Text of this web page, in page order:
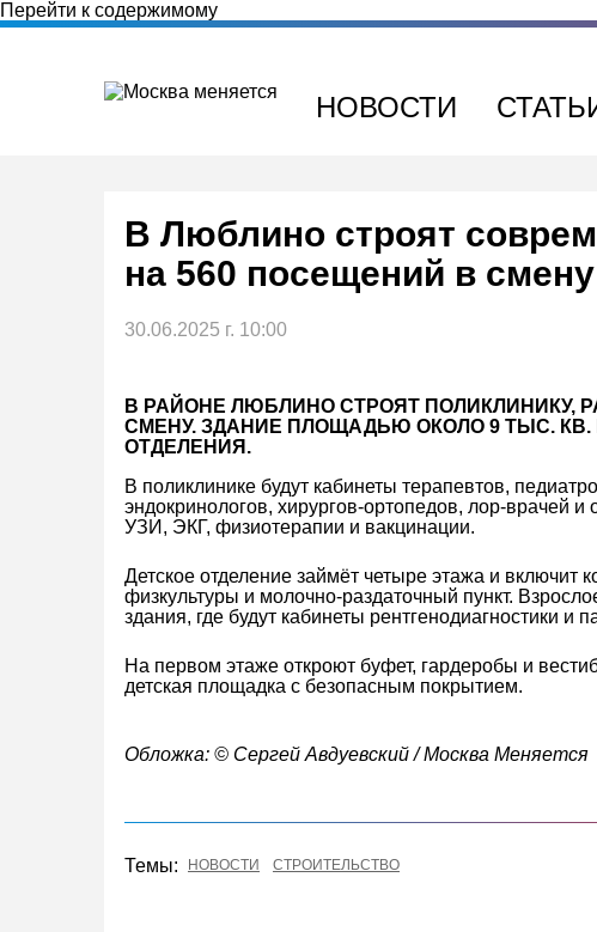
Перейти к содержимому
НОВОСТИ
В Люблино строят
на 560 посещений в смену
30.06.2025 г. 10:00
В РАЙОНЕ ЛЮБЛИНО СТРОЯТ ПОЛИКЛИНИКУ,
СМЕНУ. ЗДАНИЕ ПЛОЩАДЬЮ ОКОЛО 9 ТЫС.
ОТДЕЛЕНИЯ.
В поликлинике будут кабинеты терапевтов,
эндокринологов, хирургов-ортопедов, лор-врачей
УЗИ, ЭКГ, физиотерапии и вакцинации.
Детское отделение займёт четыре этажа и
физкультуры и молочно-раздаточный пункт.
здания, где будут кабинеты рентгенодиагностики и
На первом этаже откроют буфет, гардеробы и
детская площадка с безопасным покрытием.
Обложка: © Сергей Авдуевский / Москва Меняется
Темы: НОВОСТИ СТРОИТЕЛЬСТВО